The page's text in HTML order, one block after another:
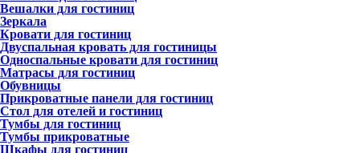
Вешалки для гостиниц
Зеркала
Кровати для гостиниц
Двуспальная кровать для гостиницы
Односпальные кровати для гостиниц
Матрасы для гостиниц
Обувницы
Прикроватные панели для гостиниц
Стол для отелей и гостиниц
Тумбы для гостиниц
Тумбы прикроватные
Шкафы для гостиниц